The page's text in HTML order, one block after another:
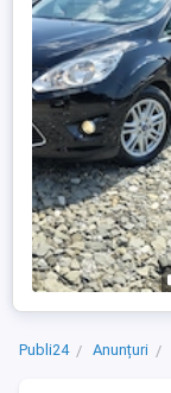
Publi24 Anunțuri